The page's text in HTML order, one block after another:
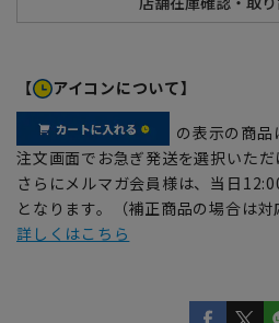
【 アイコンについて】
の表示の商品
注文画面でお急ぎ発送を選択いただ
さらにメルマガ会員様は、当日
となります。（補正商品の場合は対
詳しくはこちら